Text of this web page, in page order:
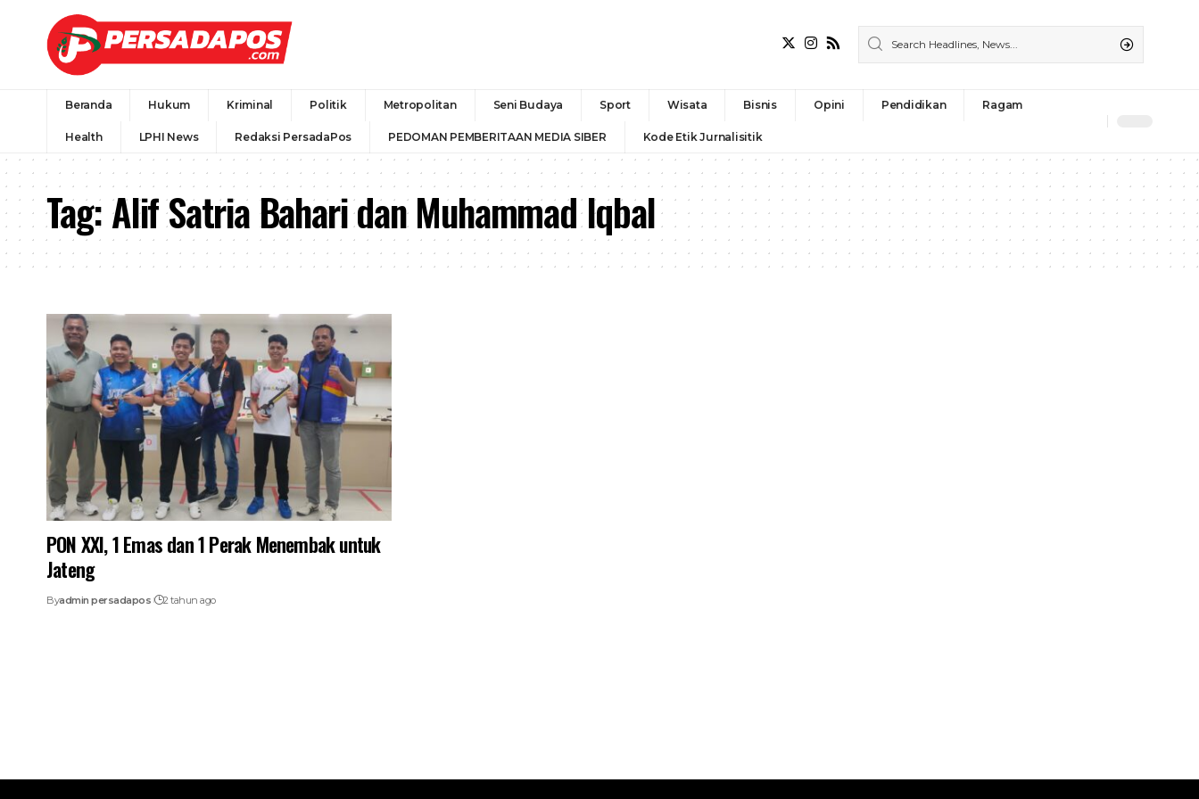
Beranda Hukum Kriminal Politik Metropolitan Seni Budaya Sport Wisata Bisnis Opini Pendidikan Ragam
Health LPHI News Redaksi PersadaPos PEDOMAN PEMBERITAAN MEDIA SIBER Kode Etik Jurnalisitik
Tag:Alif Satria Bahari dan Muhammad Iqbal
PON XXI, 1 Emas dan 1 Perak Menembak untuk
Jateng
Byadmin persadapos 2 tahun ago